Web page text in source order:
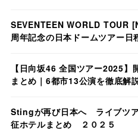
SEVENTEEN WORLD TOUR
周年記念の日本ドームツアー日
【日向坂46 全国ツアー2025】
まとめ｜6都市13公演を徹底解
Stingが再び日本へ ライブツ
征ホテルまとめ ２０２５